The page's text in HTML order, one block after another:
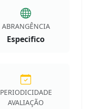
ABRANGÊNCIA
Especifico
PERIODICIDADE
AVALIAÇÃO